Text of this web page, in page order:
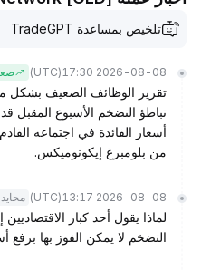
تلخيص بمساعدة TradeGPT
2026-08-08 17:30
(UTC)
تقرير الوظائف الضعيف بشكل
تباطؤ التضخم الأسبوع المقبل
من بلومبرغ إيكونوميكس.
2026-08-08 13:17
(UTC) محايد
لماذا يقول أحد كبار
التضخم لا يمكن الفوز بها برفع